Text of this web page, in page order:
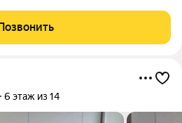
квартир можно любоваться
6 этаж из 14